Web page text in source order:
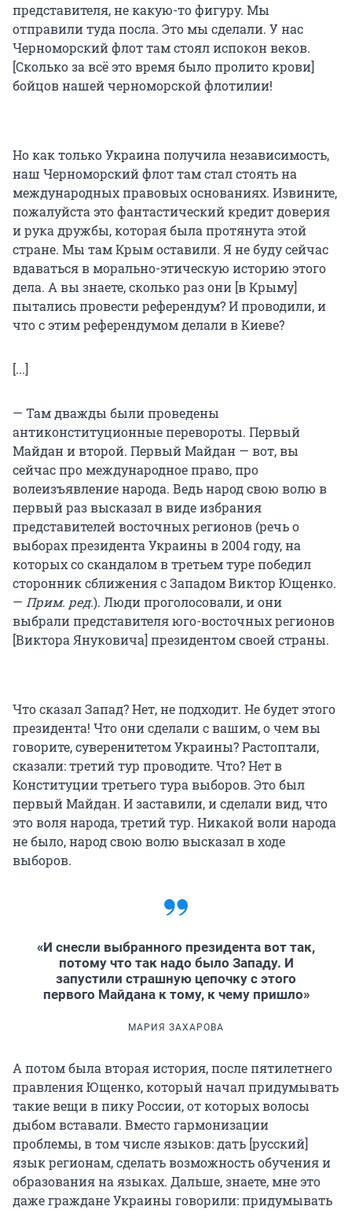
представителя, не какую-то фигуру. Мы
отправили туда посла. Это мы сделали. У нас
Черноморский флот там стоял испокон веков.
[Сколько за всё это время было пролито крови]
бойцов нашей черноморской флотилии!
Но как только Украина получила независимость,
наш Черноморский флот там стал стоять на
международных правовых основаниях. Извините,
пожалуйста это фантастический кредит доверия
и рука дружбы, которая была протянута этой
стране. Мы там Крым оставили. Я не буду сейчас
вдаваться в морально-этическую историю этого
дела. А вы знаете, сколько раз они [в Крыму]
пытались провести референдум? И проводили, и
что с этим референдумом делали в Киеве?
[...]
— Там дважды были проведены
антиконституционные перевороты. Первый
Майдан и второй. Первый Майдан — вот, вы
сейчас про международное право, про
волеизъявление народа. Ведь народ свою волю в
первый раз высказал в виде избрания
представителей восточных регионов (речь о
выборах президента Украины в 2004 году, на
которых со скандалом в третьем туре победил
сторонник сближения с Западом Виктор Ющенко.
— Прим. ред.). Люди проголосовали, и они
выбрали представителя юго-восточных регионов
[Виктора Януковича] президентом своей страны.
Что сказал Запад? Нет, не подходит. Не будет этого
президента! Что они сделали с вашим, о чем вы
говорите, суверенитетом Украины? Растоптали,
сказали: третий тур проводите. Что? Нет в
Конституции третьего тура выборов. Это был
первый Майдан. И заставили, и сделали вид, что
это воля народа, третий тур. Никакой воли народа
не было, народ свою волю высказал в ходе
выборов.
«И снесли выбранного президента вот так,
потому что так надо было Западу. И
запустили страшную цепочку с этого
первого Майдана к тому, к чему пришло»
МАРИЯ ЗАХАРОВА
А потом была вторая история, после пятилетнего
правления Ющенко, который начал придумывать
такие вещи в пику России, от которых волосы
дыбом вставали. Вместо гармонизации
проблемы, в том числе языков: дать [русский]
язык регионам, сделать возможность обучения и
образования на языках. Дальше, знаете, мне это
даже граждане Украины говорили: придумывать